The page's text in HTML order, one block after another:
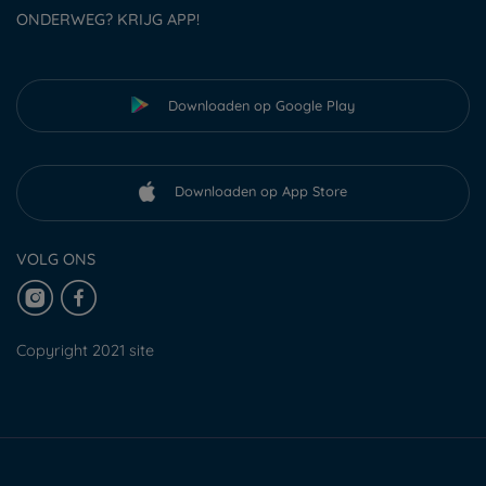
ONDERWEG? KRIJG APP!
Downloaden op Google Play
Downloaden op App Store
VOLG ONS
Copyright 2021 site